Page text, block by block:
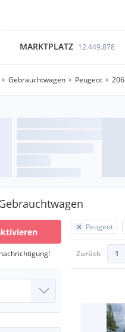
MARKTPLATZ 12.449.878
Gebrauchtwagen Peugeot 206
Peugeot
Zurück 1